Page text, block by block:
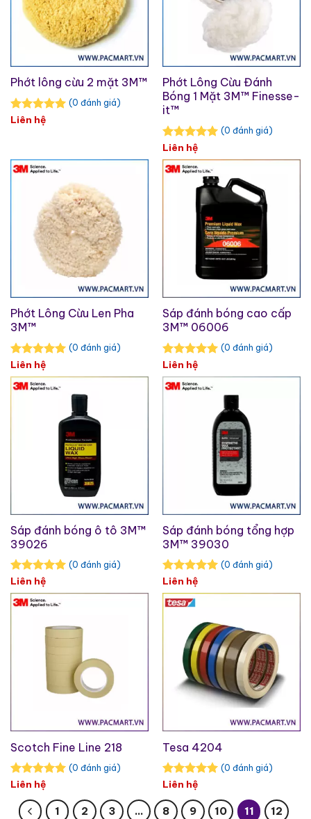
Phớt lông cừu 2 mặt 3M™
(0 đánh giá)
Liên hệ
Phớt Lông Cừu Đánh
Bóng 1 Mặt 3M™ Finesse-
it™
(0 đánh giá)
Liên hệ
Phớt Lông Cừu Len Pha
3M™
(0 đánh giá)
Liên hệ
Sáp đánh bóng cao cấp
3M™ 06006
(0 đánh giá)
Liên hệ
Sáp đánh bóng ô tô 3M™
39026
(0 đánh giá)
Liên hệ
Sáp đánh bóng tổng hợp
3M™ 39030
(0 đánh giá)
Liên hệ
Scotch Fine Line 218
(0 đánh giá)
Liên hệ
Tesa 4204
(0 đánh giá)
Liên hệ
1 2 3 … 8 9 10 11 12